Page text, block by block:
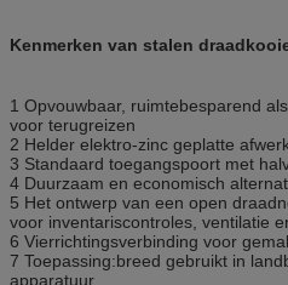
Kenmerken van stalen
1 Opvouwbaar, ruimtebesparend
voor terugreizen
2 Helder elektro-zinc geplatte
3 Standaard toegangspoort met
4 Duurzaam en economisch
5 Het ontwerp van een open
voor inventariscontroles, ventilatie
6 Vierrichtingsverbinding voor
7 Toepassing:breed gebruikt in
apparatuur